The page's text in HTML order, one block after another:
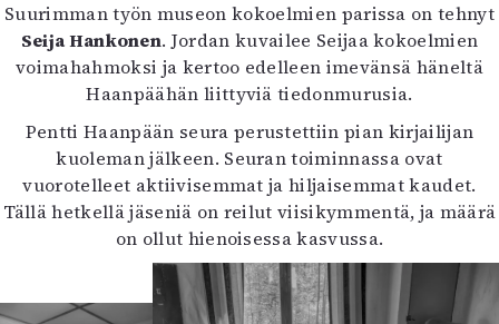
Suurimman työn museon kokoelmien parissa on tehnyt
Seija Hankonen. Jordan kuvailee Seijaa kokoelmien
voimahahmoksi ja kertoo edelleen imevänsä häneltä
Haanpäähän liittyviä tiedonmurusia.
Pentti Haanpään seura perustettiin pian kirjailijan
kuoleman jälkeen. Seuran toiminnassa ovat
vuorotelleet aktiivisemmat ja hiljaisemmat kaudet.
Tällä hetkellä jäseniä on reilut viisikymmentä, ja määrä
on ollut hienoisessa kasvussa.